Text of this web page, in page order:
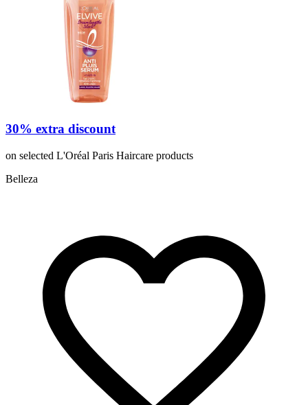
30% extra discount
on selected L'Oréal Paris Haircare products
Belleza